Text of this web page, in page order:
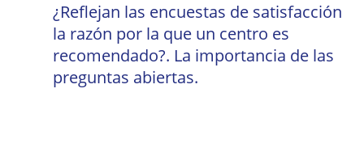
¿Reflejan las encuestas de satisfacción
la razón por la que un centro es
recomendado?. La importancia de las
preguntas abiertas.